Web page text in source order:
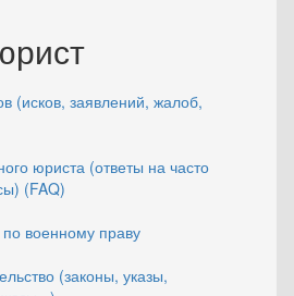
(исков, заявлений, жалоб,
юриста (ответы на часто
(FAQ)
военному праву
(законы, указы,